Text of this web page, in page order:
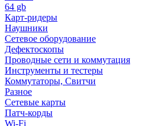
64 gb
Карт-ридеры
Наушники
Сетевое оборудование
Дефектоскопы
Проводные сети и коммутация
Инструменты и тестеры
Коммутаторы, Свитчи
Разное
Сетевые карты
Патч-корды
Wi-Fi